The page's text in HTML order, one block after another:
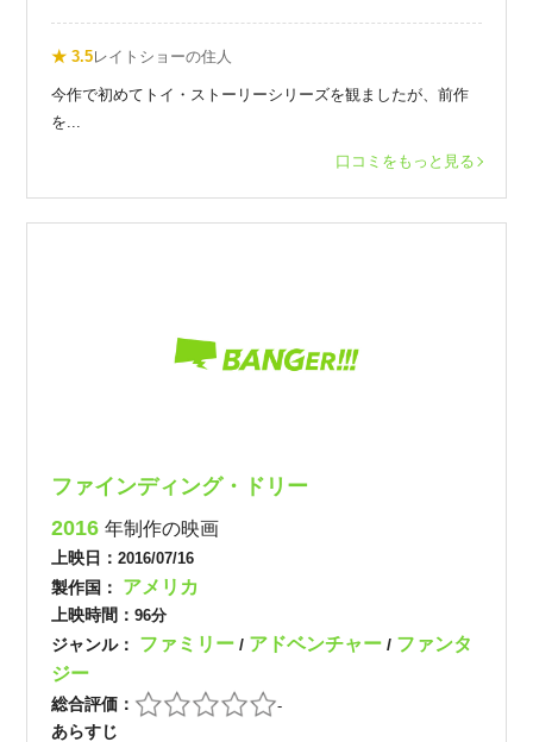
★ 3.5レイトショーの住人
今作で初めてトイ・ストーリーシリーズを観ましたが、前作
を...
口コミをもっと見る
ファインディング・ドリー
2016年制作の映画
上映日：2016/07/16
製作国： アメリカ
上映時間：96分
ジャンル： ファミリー/ アドベンチャー/ ファンタ
ジー
総合評価： -
あらすじ